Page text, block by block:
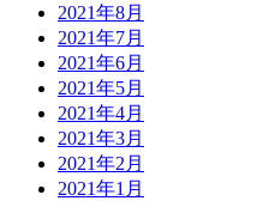
2021年8月
2021年7月
2021年6月
2021年5月
2021年4月
2021年3月
2021年2月
2021年1月